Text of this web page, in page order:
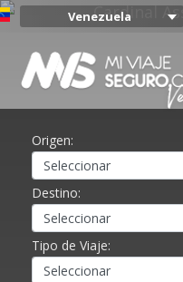
Venezuela
Colombia
Mexico
Peru
Origen:
Destino:
Tipo de Viaje: